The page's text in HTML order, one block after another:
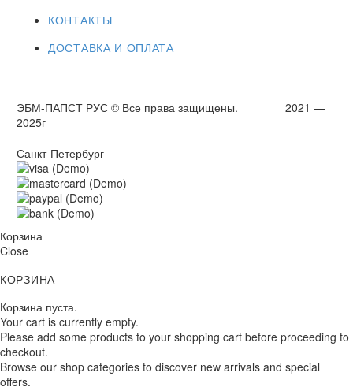
КОНТАКТЫ
ДОСТАВКА И ОПЛАТА
ЭБМ-ПАПСТ РУС © Все права защищены. 2021 —
2025г
Санкт-Петербург
Корзина
Close
КОРЗИНА
Корзина пуста.
Your cart is currently empty.
Please add some products to your shopping cart before proceeding to
checkout.
Browse our shop categories to discover new arrivals and special
offers.